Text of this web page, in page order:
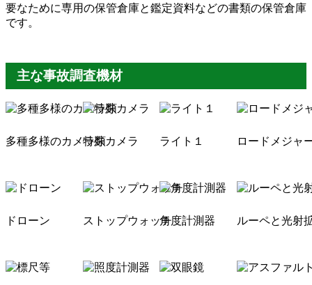
要なために専用の保管倉庫と鑑定資料などの書類の保管倉庫
です。
主な事故調査機材
多種多様のカメラ類特殊カメラ ライト１ ロードメジャ
ドローン ストップウォッチ角度計測器 ルーペと光射